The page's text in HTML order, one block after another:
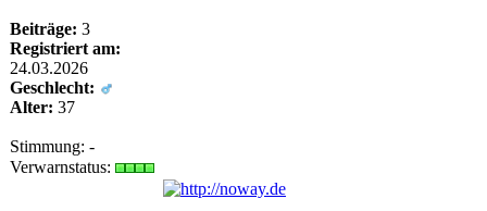
Beiträge: 3
Registriert am:
24.03.2026
Geschlecht:
Alter: 37
Stimmung: -
Verwarnstatus: